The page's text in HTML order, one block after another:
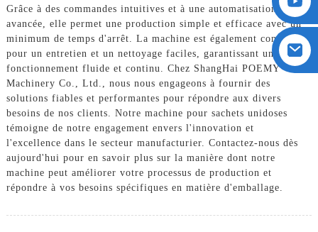
Grâce à des commandes intuitives et à une automatisation
avancée, elle permet une production simple et efficace avec un
minimum de temps d'arrêt. La machine est également conçue
pour un entretien et un nettoyage faciles, garantissant un
fonctionnement fluide et continu. Chez ShangHai POEMY
Machinery Co., Ltd., nous nous engageons à fournir des
solutions fiables et performantes pour répondre aux divers
besoins de nos clients. Notre machine pour sachets unidoses
témoigne de notre engagement envers l'innovation et
l'excellence dans le secteur manufacturier. Contactez-nous dès
aujourd'hui pour en savoir plus sur la manière dont notre
machine peut améliorer votre processus de production et
répondre à vos besoins spécifiques en matière d'emballage.